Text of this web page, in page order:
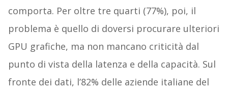
comporta. Per oltre tre quarti (77%), poi, il
problema è quello di doversi procurare ulteriori
GPU grafiche, ma non mancano criticità dal
punto di vista della latenza e della capacità. Sul
fronte dei dati, l’82% delle aziende italiane del